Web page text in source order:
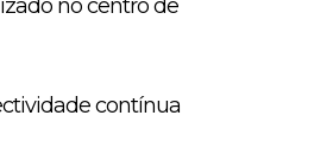
no centro de
contínua